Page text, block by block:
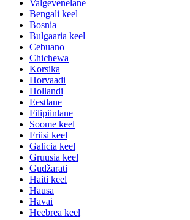
Valgevenelane
Bengali keel
Bosnia
Bulgaaria keel
Cebuano
Chichewa
Korsika
Horvaadi
Hollandi
Eestlane
Filipiinlane
Soome keel
Friisi keel
Galicia keel
Gruusia keel
Gudžarati
Haiti keel
Hausa
Havai
Heebrea keel